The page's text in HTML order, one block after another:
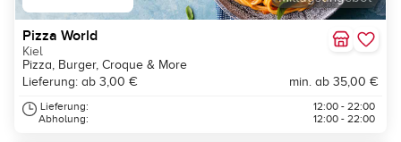
Pizza World
Kiel
Pizza, Burger, Croque & More
Lieferung: ab 3,00 €
min. ab 35,00 €
Lieferung:
Abholung:
12:00 - 22:00
12:00 - 22:00